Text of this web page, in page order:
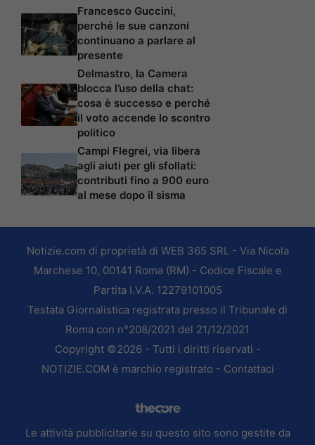
Francesco Guccini,
perché le sue canzoni
continuano a parlare al
presente
Delmastro, la Camera
blocca l’uso della chat:
cosa è successo e perché
il voto accende lo scontro
politico
Campi Flegrei, via libera
agli aiuti per gli sfollati:
contributi fino a 900 euro
al mese dopo il sisma
Notizie.com di proprietà di WEB 365 SRL - Via Nicola
Marchese 10, 00141 Roma (RM) - Codice Fiscale e
Partita I.V.A. 12279101005
Testata Giornalistica registrata presso il Tribunale di
Roma con n°208/2021 del 21/12/2021
Copyright ©2026 - Tutti i diritti riservati -
NOTIZIE.COM è marchio registrato - Contattaci
Le attività pubblicitarie su questo sito sono gestite da